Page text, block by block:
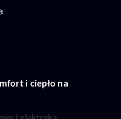
i ciepło na